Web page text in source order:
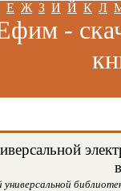
Е Ж З И Й К Л
-